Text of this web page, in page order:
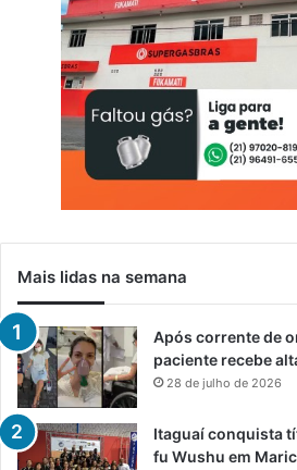
Mais lidas na semana
Após corrente de
paciente recebe
28 de julho de 2026
Itaguaí conquista
fu Wushu em